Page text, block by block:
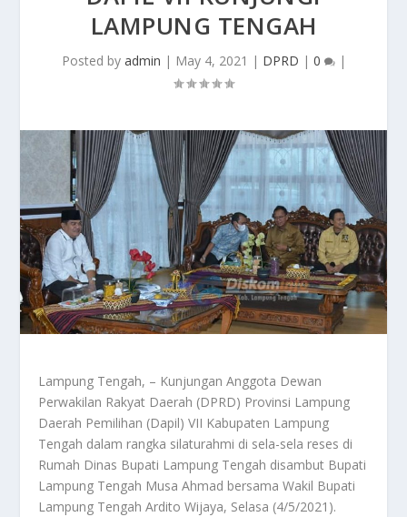
LAMPUNG TENGAH
Posted by admin | May 4, 2021 | DPRD | 0 |
Lampung Tengah, – Kunjungan Anggota Dewan
Perwakilan Rakyat Daerah (DPRD) Provinsi Lampung
Daerah Pemilihan (Dapil) VII Kabupaten Lampung
Tengah dalam rangka silaturahmi di sela-sela reses di
Rumah Dinas Bupati Lampung Tengah disambut Bupati
Lampung Tengah Musa Ahmad bersama Wakil Bupati
Lampung Tengah Ardito Wijaya, Selasa (4/5/2021).